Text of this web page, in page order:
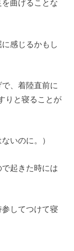
曲げることな
感じるかもし
、着陸直前に
りと寝ることが
いのに。）
で起きた時には
してつけて寝